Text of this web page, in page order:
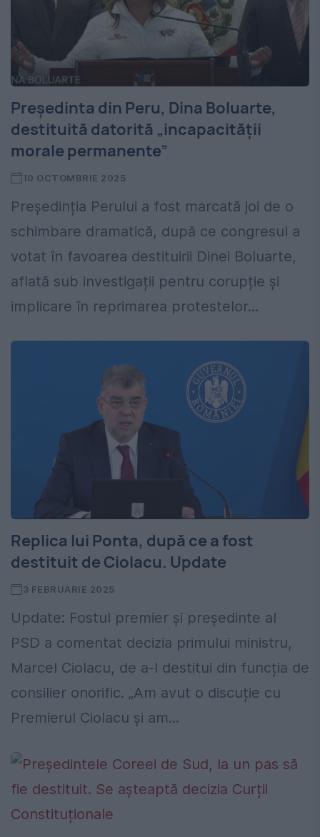
Președinta din Peru, Dina Boluarte,
destituită datorită „incapacității
morale permanente”
10 OCTOMBRIE 2025
Președinția Perului a fost marcată joi de o
schimbare dramatică, după ce congresul a
votat în favoarea destituirii Dinei Boluarte,
aflată sub investigații pentru corupție și
implicare în reprimarea protestelor...
Replica lui Ponta, după ce a fost
destituit de Ciolacu. Update
3 FEBRUARIE 2025
Update: Fostul premier și președinte al
PSD a comentat decizia primului ministru,
Marcel Ciolacu, de a-l destitui din funcția de
consilier onorific. „Am avut o discuție cu
Premierul Ciolacu și am...